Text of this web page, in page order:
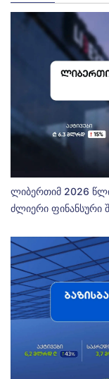
ლიბერთიმ 2026
ძლიერი ფინანსური